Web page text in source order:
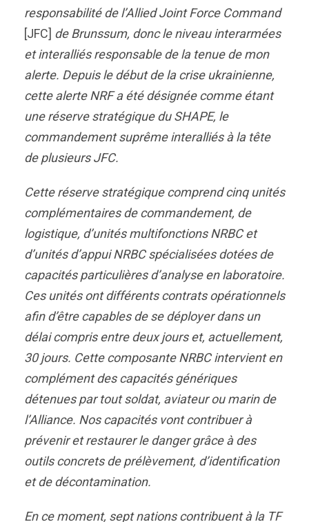
responsabilité de l’Allied Joint Force Command
[JFC] de Brunssum, donc le niveau interarmées
et interalliés responsable de la tenue de mon
alerte. Depuis le début de la crise ukrainienne,
cette alerte NRF a été désignée comme étant
une réserve stratégique du SHAPE, le
commandement suprême interalliés à la tête
de plusieurs JFC.
Cette réserve stratégique comprend cinq unités
complémentaires de commandement, de
logistique, d’unités multifonctions NRBC et
d’unités d’appui NRBC spécialisées dotées de
capacités particulières d’analyse en laboratoire.
Ces unités ont différents contrats opérationnels
afin d’être capables de se déployer dans un
délai compris entre deux jours et, actuellement,
30 jours. Cette composante NRBC intervient en
complément des capacités génériques
détenues par tout soldat, aviateur ou marin de
l’Alliance. Nos capacités vont contribuer à
prévenir et restaurer le danger grâce à des
outils concrets de prélèvement, d’identification
et de décontamination.
En ce moment, sept nations contribuent à la TF